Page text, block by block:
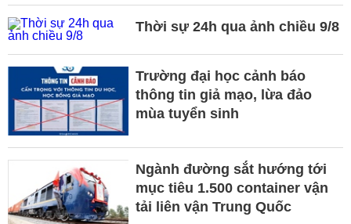
Thời sự 24h qua ảnh chiều 9/8
Trường đại học cảnh báo
thông tin giả mạo, lừa đảo
mùa tuyển sinh
Ngành đường sắt hướng tới
mục tiêu 1.500 container vận
tải liên vận Trung Quốc